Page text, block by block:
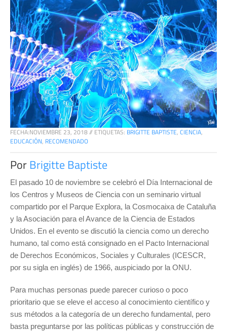
FECHA:NOVIEMBRE 23, 2018// ETIQUETAS: BRIGITTE BAPTISTE, CIENCIA,
EDUCACIÓN, RECOMENDADO
PorBrigitte Baptiste
El pasado 10 de noviembre se celebró el Día Internacional de
los Centros y Museos de Ciencia con un seminario virtual
compartido por el Parque Explora, la Cosmocaixa de Cataluña
y la Asociación para el Avance de la Ciencia de Estados
Unidos. En el evento se discutió la ciencia como un derecho
humano, tal como está consignado en el Pacto Internacional
de Derechos Económicos, Sociales y Culturales (ICESCR,
por su sigla en inglés) de 1966, auspiciado por la ONU.
Para muchas personas puede parecer curioso o poco
prioritario que se eleve el acceso al conocimiento científico y
sus métodos a la categoría de un derecho fundamental, pero
basta preguntarse por las políticas públicas y construcción de